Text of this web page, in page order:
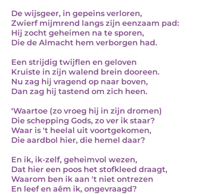
De wijsgeer, in gepeins verloren,
Zwierf mijmrend langs zijn eenzaam pad:
Hij zocht geheimen na te sporen,
Die de Almacht hem verborgen had.
Een strijdig twijflen en geloven
Kruiste in zijn walend brein dooreen.
Nu zag hij vragend op naar boven,
Dan zag hij tastend om zich heen.
‘Waartoe (zo vroeg hij in zijn dromen)
Die schepping Gods, zo ver ik staar?
Waar is 't heelal uit voortgekomen,
Die aardbol hier, die hemel daar?
En ik, ik-zelf, geheimvol wezen,
Dat hier een poos het stofkleed draagt,
Waarom ben ik aan 't niet ontrezen
En leef en aêm ik, ongevraagd?